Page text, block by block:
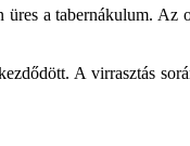
a tabernákulum.
A virrasztás